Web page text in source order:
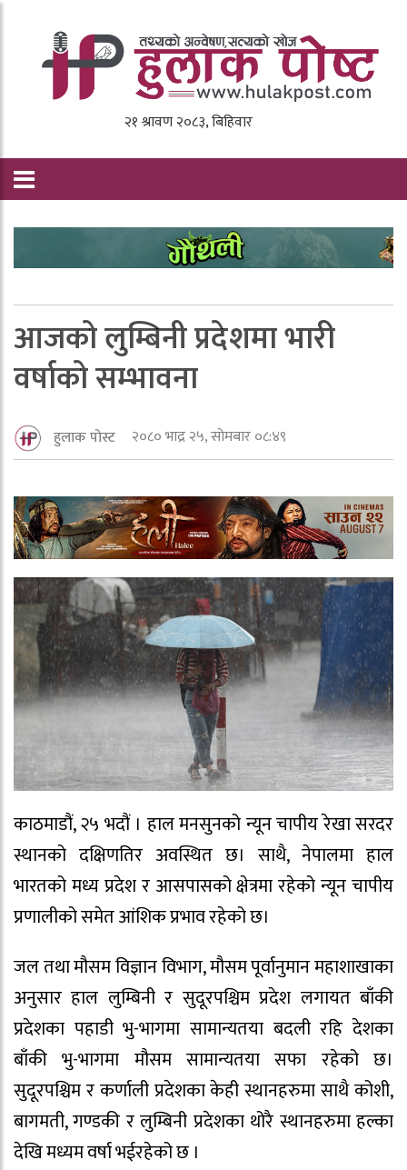
आजको लुम्बिनी प्रदेशमा भारी
वर्षाको सम्भावना
हुलाक पोस्ट २०८० भाद्र २५, सोमबार ०८:४९
काठमाडौं, २५ भदौं । हाल मनसुनको न्यून चापीय रेखा सरदर
स्थानको दक्षिणतिर अवस्थित छ। साथै, नेपालमा हाल
भारतको मध्य प्रदेश र आसपासको क्षेत्रमा रहेको न्यून चापीय
प्रणालीको समेत आंशिक प्रभाव रहेको छ।
जल तथा मौसम विज्ञान विभाग, मौसम पूर्वानुमान महाशाखाका
अनुसार हाल लुम्बिनी र सुदूरपश्चिम प्रदेश लगायत बाँकी
प्रदेशका पहाडी भु-भागमा सामान्यतया बदली रहि देशका
बाँकी भु-भागमा मौसम सामान्यतया सफा रहेको छ।
सुदूरपश्चिम र कर्णाली प्रदेशका केही स्थानहरुमा साथै कोशी,
बागमती, गण्डकी र लुम्बिनी प्रदेशका थोरै स्थानहरुमा हल्का
देखि मध्यम वर्षा भईरहेको छ ।